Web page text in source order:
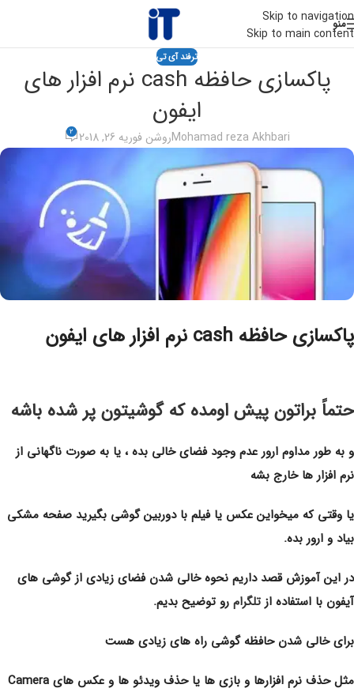
Skip to navigation
Skip to main content
منو
ترفند آی تی
پاکسازی حافظه cash نرم افزار های
ایفون
Mohamad reza Akhbariروشن فوریه 26, 2018 2
پاکسازی حافظه cash نرم افزار های ایفون
حتماً براتون پیش اومده که گوشیتون پر شده باشه
و به طور مداوم ارور عدم وجود فضاى خالى بده ، یا به صورت ناگهانى از
نرم افزار ها خارج بشه
یا وقتى که میخواین عکس یا فیلم با دوربین گوشى بگیرید صفحه مشکى
بیاد و ارور بده.
در این آموزش قصد داریم نحوه خالی شدن فضای زیادی از گوشی های
آیفون با استفاده ازتلگرام رو توضیح بدیم.
براى خالى شدن حافظه گوشى راه هاى زیادى هست
مثل حذف نرم افزارها و بازى ها یا حذف ویدئو ها و عکس هاى Camera